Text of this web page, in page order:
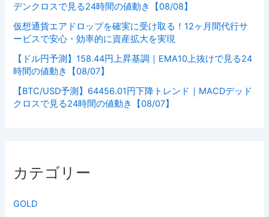
デンクロスで見る24時間の値動き【08/08】
仮想通貨エアドロップを確実に受け取る！12ヶ月間代行サ
ービスで安心・効率的に資産拡大を実現
【ドル円予測】158.44円上昇基調｜EMA10上抜けで見る24
時間の値動き【08/07】
【BTC/USD予測】64456.01円下降トレンド｜MACDデッド
クロスで見る24時間の値動き【08/07】
カテゴリー
GOLD